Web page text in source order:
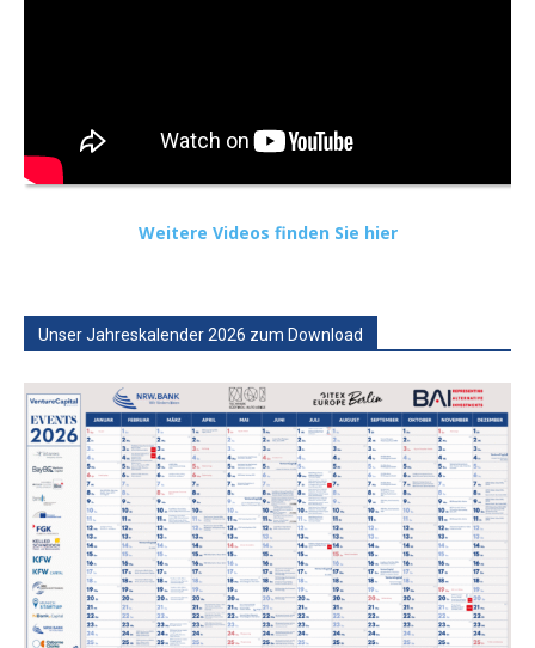
Weitere Videos finden Sie hier
Unser Jahreskalender 2026 zum Download